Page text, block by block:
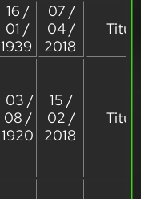
16 /
01 /
1939
07 /
04 /
2018
03 /
08 /
1920
15 /
02 /
2018